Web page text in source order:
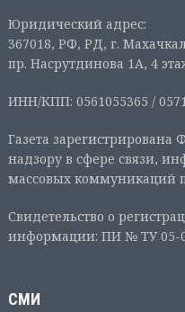
Юридический адрес:
367018, РФ, РД, г.
пр. Насрутдинова 1А, 4
ИНН/КПП: 0561055365 /
Газета
надзору в сфере связи,
массовых коммуникаций
Свидетельство о
информации: ПИ № ТУ 05-
СМИ